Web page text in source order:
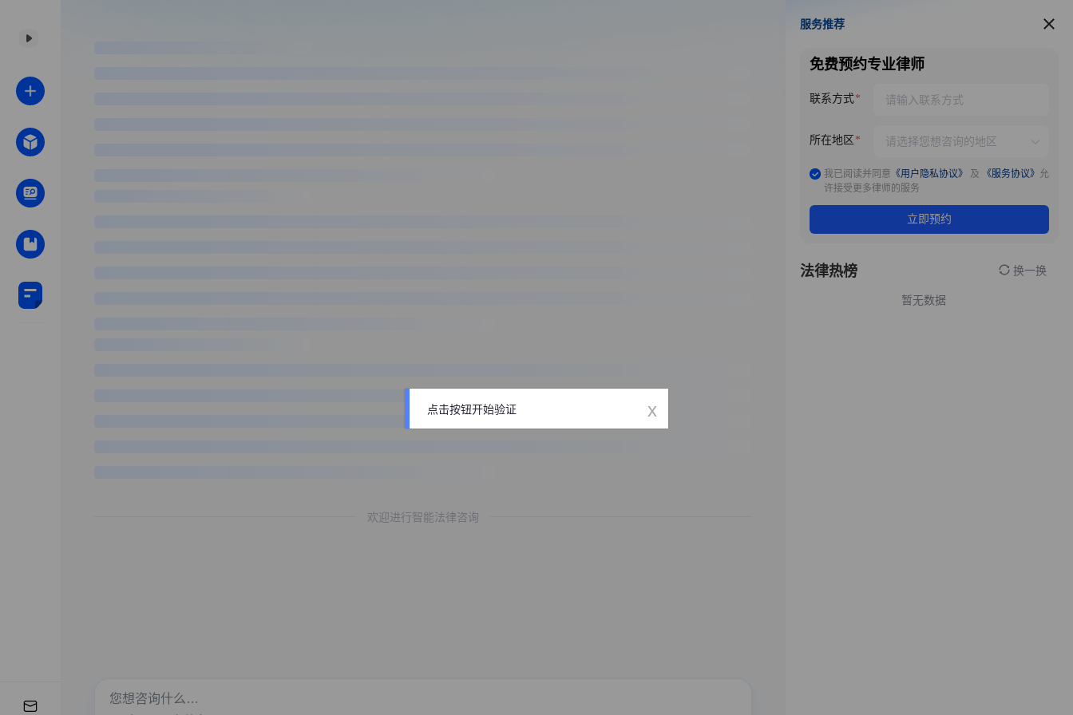
欢迎进行智能法律咨询
服务推荐
服务推荐
免费预约专业律师
联系方式
所在地区
我已阅读并同意 《用户隐私协议》 及 《服务协议》 允
许接受更多律师的服务
立即预约
法律热榜 换一换
暂无数据
点击按钮开始验证 x